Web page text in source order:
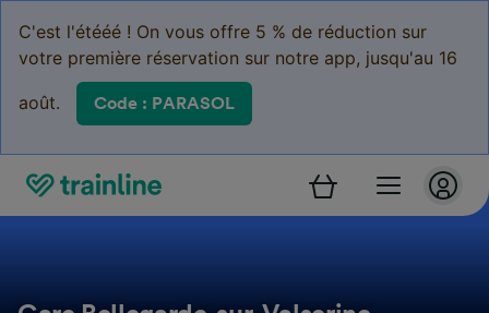
C'est l'étééé ! On vous offre 5 % de réduction sur
votre première réservation sur notre app, jusqu'au 16
août. Code : PARASOL